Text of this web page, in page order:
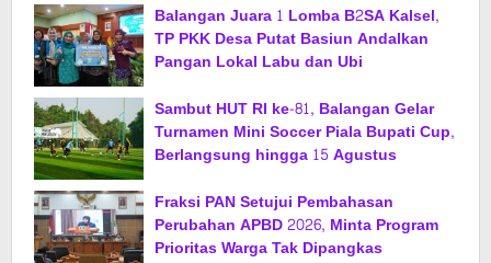
Balangan Juara 1 Lomba B2SA Kalsel,
TP PKK Desa Putat Basiun Andalkan
Pangan Lokal Labu dan Ubi
Sambut HUT RI ke-81, Balangan Gelar
Turnamen Mini Soccer Piala Bupati Cup,
Berlangsung hingga 15 Agustus
Fraksi PAN Setujui Pembahasan
Perubahan APBD 2026, Minta Program
Prioritas Warga Tak Dipangkas